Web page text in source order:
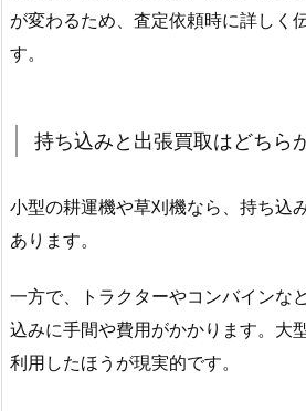
が変わるため、査定依頼時に詳しく
す。
持ち込みと出張買取はどちら
小型の耕運機や草刈機なら、持ち込
あります。
一方で、トラクターやコンバインな
込みに手間や費用がかかります。大
利用したほうが現実的です。